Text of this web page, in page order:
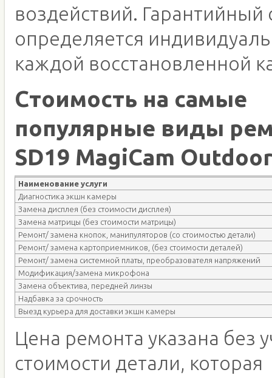
воздействий. Гарантийный
определяется
каждой восстановленной
Стоимость на самые
популярные виды
SD19 MagiCam
Наименование услуги
Диагностика экшн камеры
Замена дисплея (без стоимости дисплея)
Замена матрицы (без стоимости матрицы)
Ремонт/ замена кнопок, манипуляторов (со стоимостью детали)
Ремонт/ замена картоприемников, (без стоимости деталей)
Ремонт/ замена системной платы, преобразователя напряжений
Модификация/замена микрофона
Замена объектива, передней линзы
Надбавка за срочность
Выезд курьера для доставки экшн камеры
Цена ремонта указана без
стоимости детали, которая